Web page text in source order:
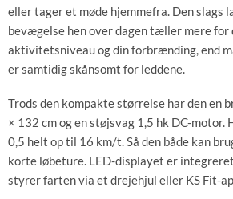
eller tager et møde hjemmefra. Den slags
bevægelse hen over dagen tæller mere for
aktivitetsniveau og din forbrænding, end
er samtidig skånsomt for leddene.
Trods den kompakte størrelse har den en
× 132 cm og en støjsvag 1,5 hk DC-motor.
0,5 helt op til 16 km/t. Så den både kan
korte løbeture. LED-displayet er
styrer farten via et drejehjul eller KS Fit-